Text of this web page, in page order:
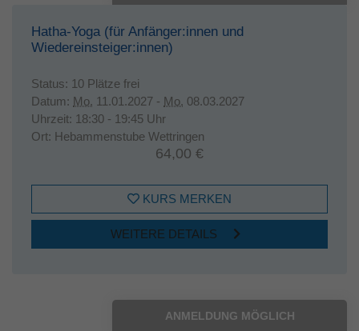
Hatha-Yoga (für Anfänger:innen und
Wiedereinsteiger:innen)
Status: 10 Plätze frei
Datum: Mo. 11.01.2027 - Mo. 08.03.2027
Uhrzeit: 18:30 - 19:45 Uhr
Ort: Hebammenstube Wettringen
64,00 €
KURS MERKEN
WEITERE DETAILS
ANMELDUNG MÖGLICH